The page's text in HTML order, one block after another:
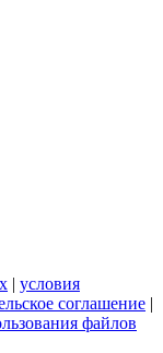
| условия
соглашение |
файлов